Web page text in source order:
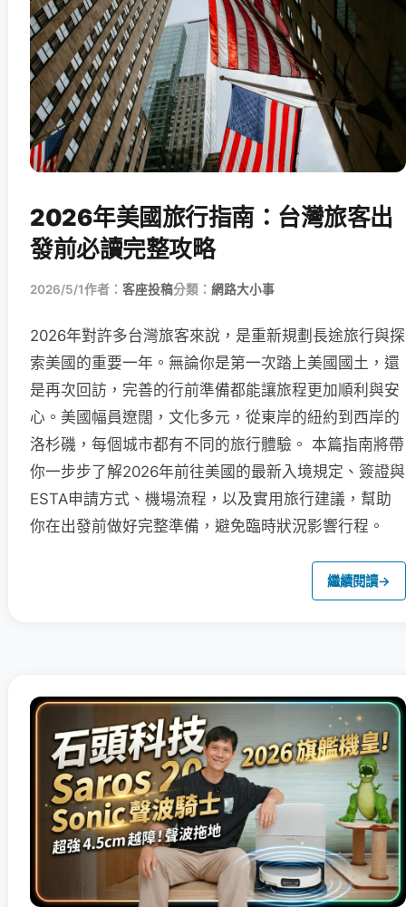
2026年美國旅行指南：台灣旅客出
發前必讀完整攻略
2026/5/1作者： 客座投稿分類： 網路大小事
2026年對許多台灣旅客來說，是重新規劃長途旅行與探
索美國的重要一年。無論你是第一次踏上美國國土，還
是再次回訪，完善的行前準備都能讓旅程更加順利與安
心。美國幅員遼闊，文化多元，從東岸的紐約到西岸的
洛杉磯，每個城市都有不同的旅行體驗。 本篇指南將帶
你一步步了解2026年前往美國的最新入境規定、簽證與
ESTA申請方式、機場流程，以及實用旅行建議，幫助
你在出發前做好完整準備，避免臨時狀況影響行程。
繼續閱讀→